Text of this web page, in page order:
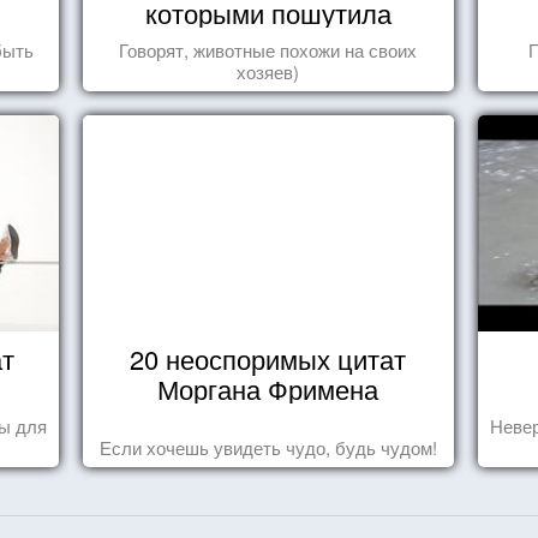
которыми пошутила
природа
Говорят, животные похожи на своих
хозяев)
для
20 неоспоримых цитат
Моргана Фримена
Если хочешь увидеть чудо, будь чудом!